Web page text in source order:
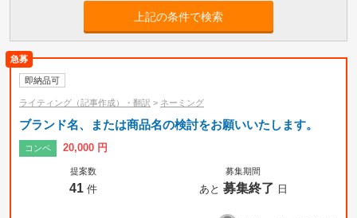
小カテゴリーで絞り込み
上記の条件で検索
即納品可
ライティング（記事作成）・翻訳 > ネーミング
ブランド名、または商品名の検討をお願いいたします。
コンペ 20,000 円
提案数
41 件
募集期間
あと 募集終了 日